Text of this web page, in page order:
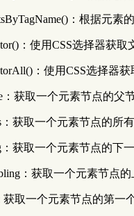
：根据元
：使用CSS选择器获
：使用CSS选择器
：获取一个元素节点的父节
：获取一个元素节点的所
：获取一个元素节点的下
：获取一个元素节点的
获取一个元素节点的第一